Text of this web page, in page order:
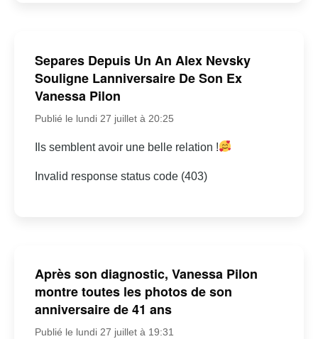
Separes Depuis Un An Alex Nevsky
Souligne Lanniversaire De Son Ex
Vanessa Pilon
Publié le lundi 27 juillet à 20:25
Ils semblent avoir une belle relation !
Invalid response status code (403)
Après son diagnostic, Vanessa Pilon
montre toutes les photos de son
anniversaire de 41 ans
Publié le lundi 27 juillet à 19:31